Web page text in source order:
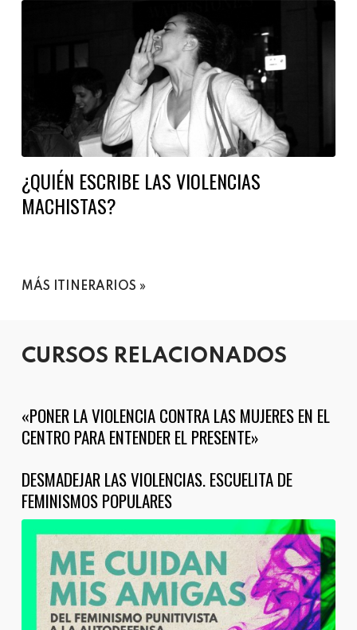
¿QUIÉN ESCRIBE LAS VIOLENCIAS
MACHISTAS?
MÁS ITINERARIOS
CURSOS RELACIONADOS
«PONER LA VIOLENCIA CONTRA LAS MUJERES EN EL
CENTRO PARA ENTENDER EL PRESENTE»
DESMADEJAR LAS VIOLENCIAS. ESCUELITA DE
FEMINISMOS POPULARES